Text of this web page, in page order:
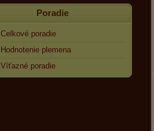
Poradie
Celkové poradie
Hodnotenie plemena
Víťazné poradie